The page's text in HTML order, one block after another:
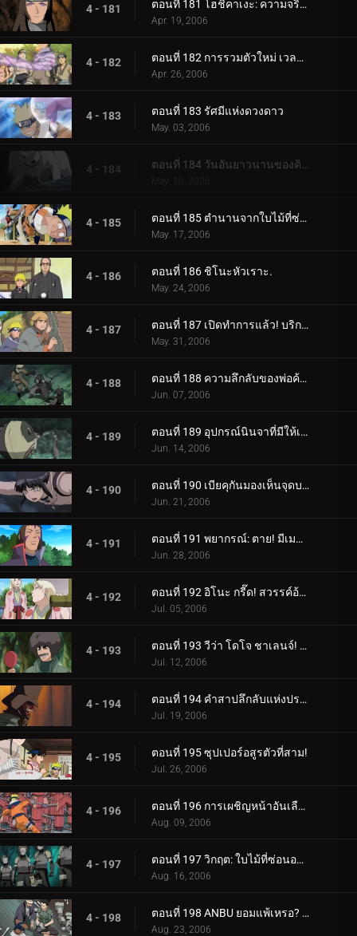
4 - 181 ตอนที่ 181 โฮชิคาเงะ: ความจริงที่ถูกฝังไว้
Apr. 19, 2006
4 - 182 ตอนที่ 182 การรวมตัวใหม่ เวลาที่เหลืออยู่
Apr. 26, 2006
4 - 183 ตอนที่ 183 รัศมีแห่งดวงดาว
May. 03, 2006
4 - 184
May. 10, 2006
4 - 185 ตอนที่ 185 ตำนานจากใบไม้ที่ซ่อนอยู่: ออนบา!
May. 17, 2006
4 - 186 ตอนที่ 186 ชิโนะหัวเราะ.
May. 24, 2006
4 - 187 ตอนที่ 187 เปิดทำการแล้ว! บริการขนย้ายใบไม้
May. 31, 2006
4 - 188 ตอนที่ 188 ความลึกลับของพ่อค้าเป้าหมาย
Jun. 07, 2006
4 - 189 ตอนที่ 189 อุปกรณ์นินจาที่มีให้เลือกอย่างไม่มีขีดจำกัด
Jun. 14, 2006
4 - 190 ตอนที่ 190 เบียคุกันมองเห็นจุดบอด!
Jun. 21, 2006
4 - 191 ตอนที่ 191 พยากรณ์: ตาย! มีเมฆมากและมีโอกาสเกิดพระอาทิตย์!
Jun. 28, 2006
4 - 192 ตอนที่ 192 อิโนะ กรี๊ด! สวรรค์อ้วน!
Jul. 05, 2006
4 - 193 ตอนที่ 193 วีว่า โดโจ ชาเลนจ์! เยาวชนเป็นเรื่องของความหลงใหล!
Jul. 12, 2006
4 - 194 ตอนที่ 194 คำสาปลึกลับแห่งปราสาทผีสิง
Jul. 19, 2006
4 - 195 ตอนที่ 195 ซุปเปอร์อสูรตัวที่สาม!
Jul. 26, 2006
4 - 196 ตอนที่ 196 การเผชิญหน้าอันเลือดร้อน: นักเรียนกับอาจารย์
Aug. 09, 2006
4 - 197 ตอนที่ 197 วิกฤต: ใบไม้ที่ซ่อนอยู่ 11 รวมพล!
Aug. 16, 2006
4 - 198 ตอนที่ 198 ANBU ยอมแพ้เหรอ? ความทรงจำของนารูโตะ
Aug. 23, 2006